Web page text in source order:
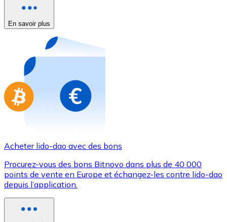
Nouveau
Achetez des cartes-cadeaux de vos marques
Aller à la boutique de cartes-cadeaux
En savoir plus
Acheter lido-dao avec des bons
Procurez-vous des bons Bitnovo dans plus de 40 000
points de vente en Europe et échangez-les contre lido-dao
depuis l’application.